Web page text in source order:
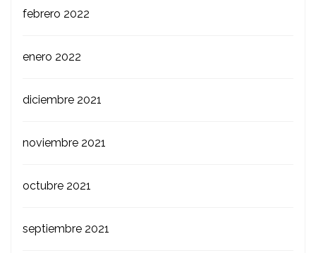
febrero 2022
enero 2022
diciembre 2021
noviembre 2021
octubre 2021
septiembre 2021